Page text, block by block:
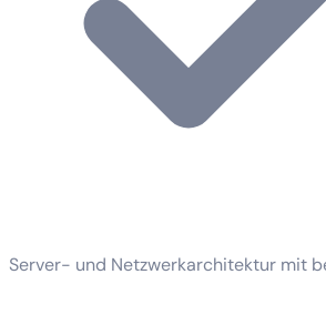
Server- und Netzwerkarchitektur mit